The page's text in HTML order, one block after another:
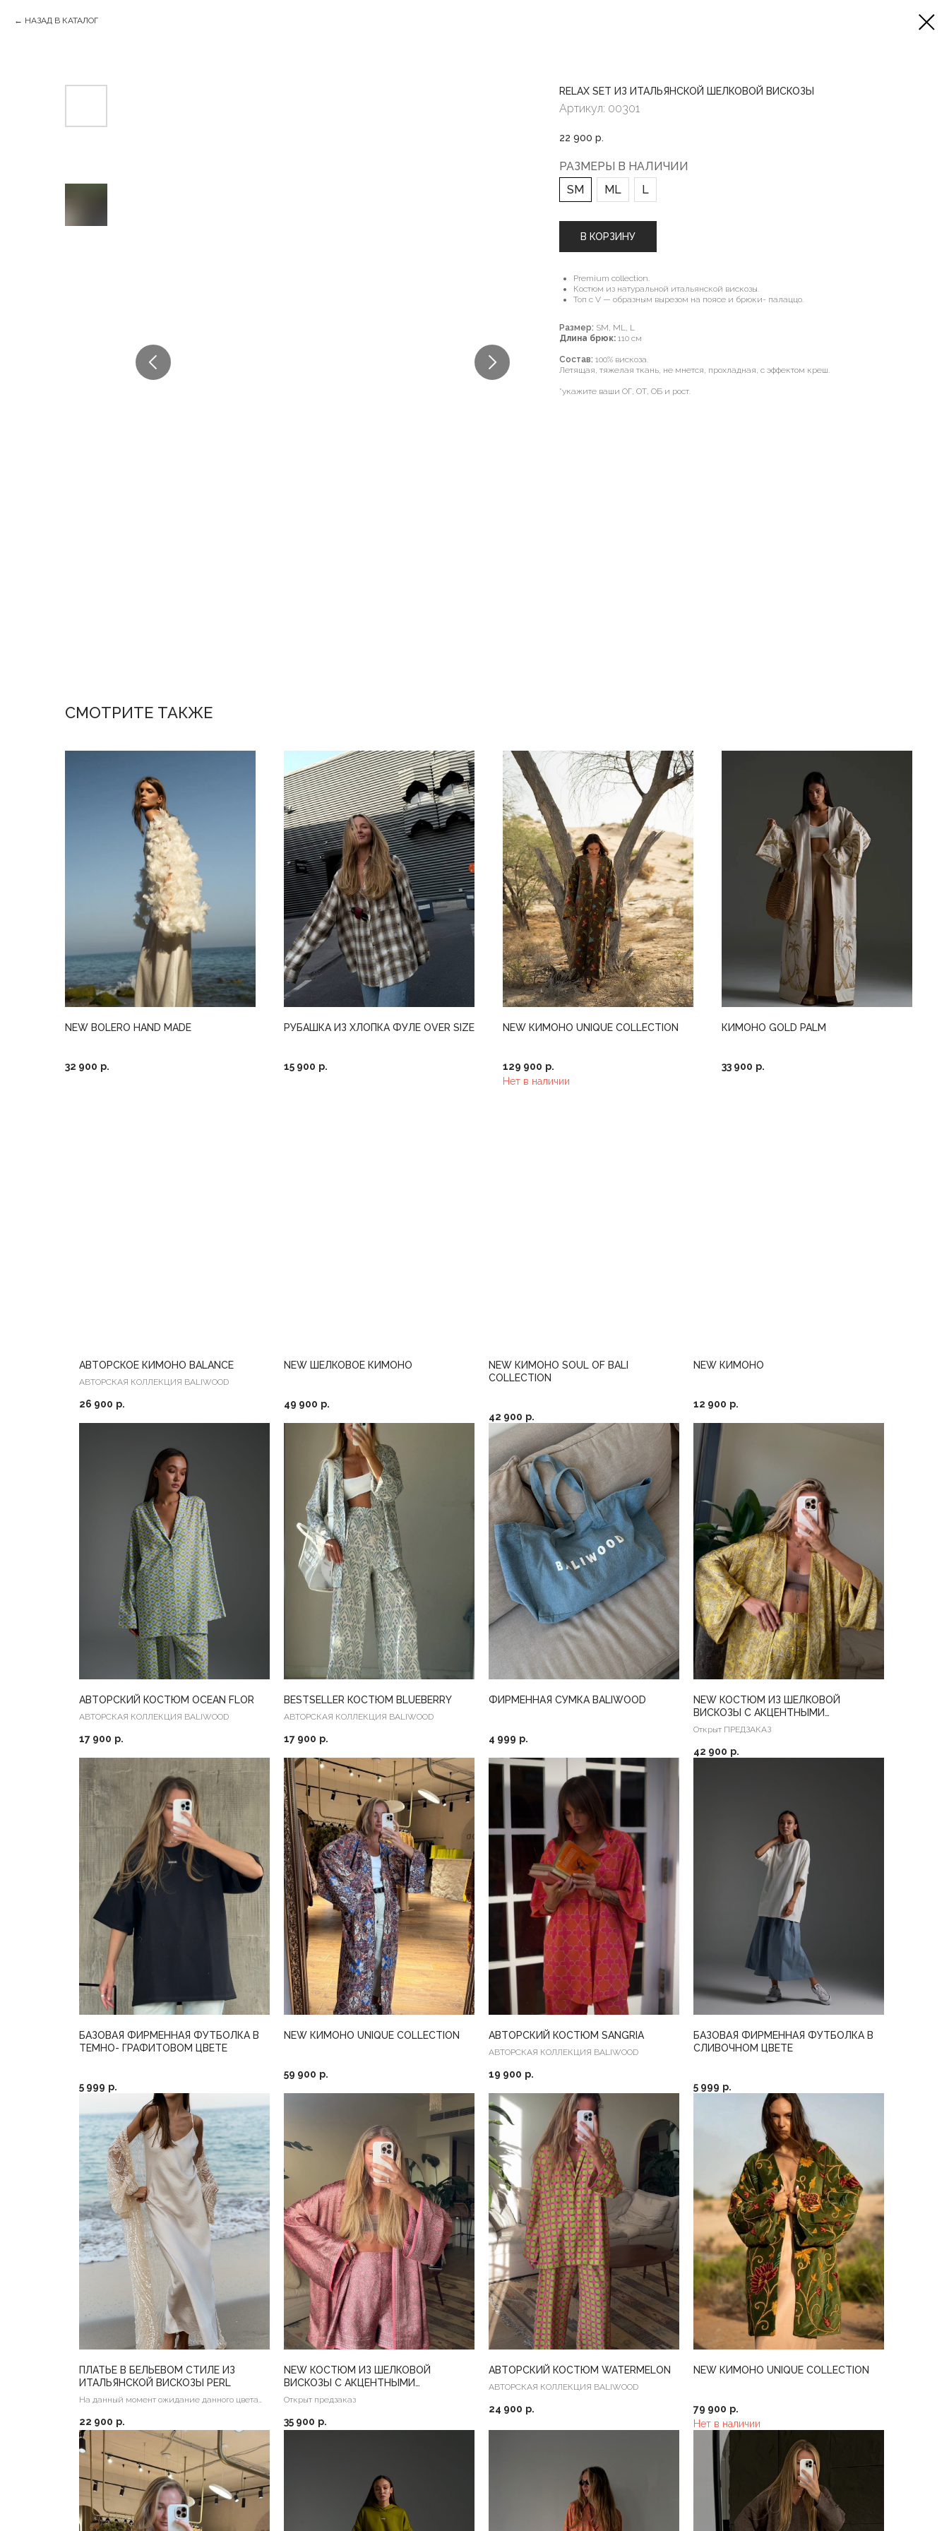
НАЗАД В КАТАЛОГ
RELAX SET ИЗ ИТАЛЬЯНСКОЙ ШЕЛКОВОЙ ВИСКОЗЫ
Артикул: 00301
22 900 р.
РАЗМЕРЫ В НАЛИЧИИ
SM
ML L
В КОРЗИНУ
Premium collection.
Костюм из натуральной итальянской вискозы.
Топ с V — образным вырезом на поясе и брюки- палаццо.
Размер: SM, ML, L
Длина брюк: 110 см
Состав: 100% вискоза.
Летящая, тяжелая ткань, не мнется, прохладная, с эффектом креш.
*укажите ваши ОГ, ОТ, ОБ и рост.
СМОТРИТЕ ТАКЖЕ
NEW BOLERO HAND MADE
32 900 р.
РУБАШКА ИЗ ХЛОПКА ФУЛЕ OVER SIZE
15 900 р.
NEW КИМОНО UNIQUE COLLECTION
129 900 р.
Нет в наличии
КИМОНО GOLD PALM
33 900 р.
АВТОРСКОЕ КИМОНО BALANCE
АВТОРСКАЯ КОЛЛЕКЦИЯ BALIWOOD
26 900 р.
NEW ШЕЛКОВОЕ КИМОНО
49 900 р.
NEW КИМОНО SOUL OF BALI
COLLECTION
42 900 р.
NEW КИМОНО
12 900 р.
АВТОРСКИЙ КОСТЮМ OCEAN FLOR
АВТОРСКАЯ КОЛЛЕКЦИЯ BALIWOOD
17 900 р.
BESTSELLER КОСТЮМ BLUEBERRY
АВТОРСКАЯ КОЛЛЕКЦИЯ BALIWOOD
17 900 р.
ФИРМЕННАЯ СУМКА BALIWOOD
4 999 р.
NEW КОСТЮМ ИЗ ШЕЛКОВОЙ
ВИСКОЗЫ С АКЦЕНТНЫМИ
МАНЖЕТАМИ
Открыт ПРЕДЗАКАЗ
42 900 р.
БАЗОВАЯ ФИРМЕННАЯ ФУТБОЛКА В
ТЕМНО- ГРАФИТОВОМ ЦВЕТЕ
5 999 р.
NEW КИМОНО UNIQUE COLLECTION
59 900 р.
АВТОРСКИЙ КОСТЮМ SANGRIA
АВТОРСКАЯ КОЛЛЕКЦИЯ BALIWOOD
19 900 р.
БАЗОВАЯ ФИРМЕННАЯ ФУТБОЛКА В
СЛИВОЧНОМ ЦВЕТЕ
5 999 р.
ПЛАТЬЕ В БЕЛЬЕВОМ СТИЛЕ ИЗ
ИТАЛЬЯНСКОЙ ВИСКОЗЫ PERL
На данный момент ожидание данного цвета
22 900 р.
NEW КОСТЮМ ИЗ ШЕЛКОВОЙ
ВИСКОЗЫ С АКЦЕНТНЫМИ
МАНЖЕТАМИ
Открыт предзаказ
35 900 р.
АВТОРСКИЙ КОСТЮМ WATERMELON
АВТОРСКАЯ КОЛЛЕКЦИЯ BALIWOOD
24 900 р.
NEW КИМОНО UNIQUE COLLECTION
79 900 р.
Нет в наличии